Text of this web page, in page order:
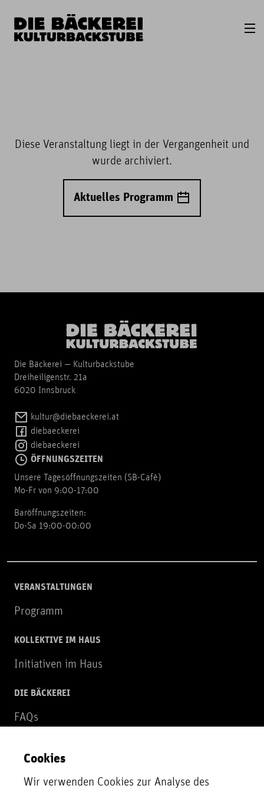
Diese Veranstaltung liegt in der Vergangenheit und
wurde archiviert.
Aktuelles Programm
Die Bäckerei — Kulturbackstube
Dreiheiligenstr. 21a
6020 Innsbruck
kultur@diebaeckerei.at
diebaeckerei
diebaeckerei
ÖFFNUNGSZEITEN
Unsere Tagesöffnungszeiten (SB-Cafè)
Mo-Fr von 9:00-17:00
Baröffnungszeiten:
Do-Sa 19:00-00:00
VERANSTALTUNGEN
Programm
KOLLEKTIVE IM HAUS
Initiativen im Haus
DIE BÄCKEREI
FAQs
NEWSLETTER
Zur Newsletter Anmeldung
Cookies
Wir verwenden Cookies zur Analyse des